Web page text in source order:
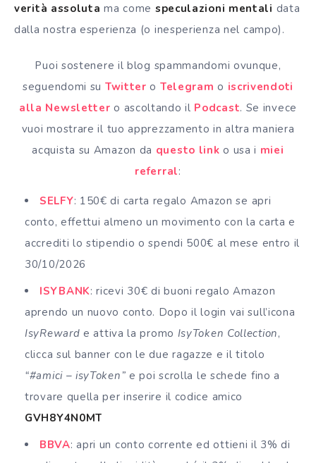
verità assoluta ma come speculazioni mentali data
dalla nostra esperienza (o inesperienza nel campo).
Puoi sostenere il blog spammandomi ovunque,
seguendomi su Twitter o Telegram o iscrivendoti
alla Newsletter o ascoltando il Podcast. Se invece
vuoi mostrare il tuo apprezzamento in altra maniera
acquista su Amazon da questo link o usa i miei
referral:
SELFY: 150€ di carta regalo Amazon se apri
conto, effettui almeno un movimento con la carta e
accrediti lo stipendio o spendi 500€ al mese entro il
30/10/2026
ISYBANK: ricevi 30€ di buoni regalo Amazon
aprendo un nuovo conto. Dopo il login vai sull’icona
IsyReward e attiva la promo IsyToken Collection,
clicca sul banner con le due ragazze e il titolo
“#amici – isyToken” e poi scrolla le schede fino a
trovare quella per inserire il codice amico
GVH8Y4N0MT
BBVA: apri un conto corrente ed ottieni il 3% di